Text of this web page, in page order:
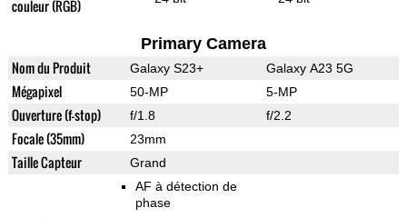
couleur (RGB)
Primary Camera
Nom du Produit Galaxy S23+ Galaxy A23 5G
Mégapixel 50-MP 5-MP
Ouverture (f-stop) f/1.8 f/2.2
Focale (35mm) 23mm
Taille Capteur Grand
AF à détection de
phase